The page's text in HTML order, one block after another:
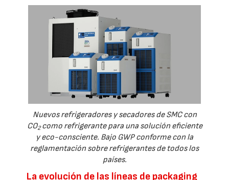
Nuevos refrigeradores y secadores de SMC con
CO2como refrigerante para una solución eficiente
y eco-consciente. Bajo GWP conforme con la
reglamentación sobre refrigerantes de todos los
países.
La evolución de las líneas de packaging